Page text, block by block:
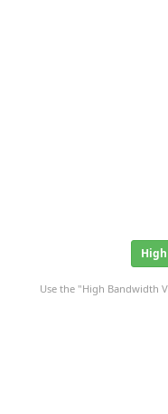
Use the "High Bandwidth